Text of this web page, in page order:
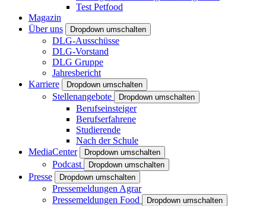
Test Petfood
Magazin
Über uns
Dropdown umschalten
DLG-Ausschüsse
DLG-Vorstand
DLG Gruppe
Jahresbericht
Karriere
Dropdown umschalten
Stellenangebote Dropdown umschalten
Berufseinsteiger
Berufserfahrene
Studierende
Nach der Schule
MediaCenter
Dropdown umschalten
Podcast Dropdown umschalten
Presse Dropdown umschalten
Pressemeldungen Agrar
Pressemeldungen Food
Dropdown umschalten